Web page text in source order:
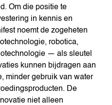
Om die positie te
in kennis en
noemt de zogeheten
robotica,
— als sleutel
kunnen bijdragen aan
minder gebruik van water
De
niet alleen